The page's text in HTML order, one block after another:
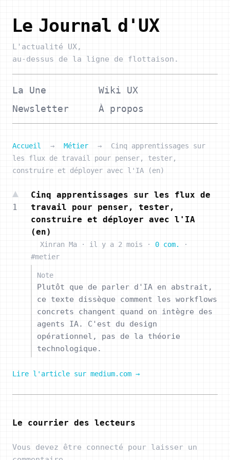
Le Journal d'UX
L'actualité UX,
au-dessus de la ligne de flottaison.
La Une
Wiki UX
Newsletter
À propos
Accueil → Métier →
Cinq apprentissages sur
les flux de travail pour penser, tester,
construire et déployer avec l'IA (en)
1
Cinq apprentissages sur les flux de
travail pour penser, tester,
construire et déployer avec l'IA
(en)
Xinran Ma · il y a 2 mois · 0 com.
·
#metier
Note
Plutôt que de parler d'IA en abstrait,
ce texte dissèque comment les workflows
concrets changent quand on intègre des
agents IA. C'est du design
opérationnel, pas de la théorie
technologique.
Lire l'article sur medium.com →
Le courrier des lecteurs
Vous devez être connecté pour laisser un